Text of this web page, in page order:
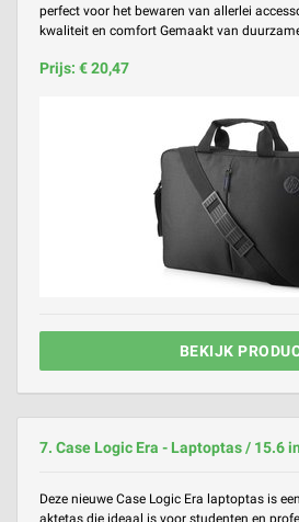
perfect voor het bewaren van allerlei
kwaliteit en comfort Gemaakt van
Prijs: € 20,47
BEKIJK
7. Case Logic Era - Laptoptas / 15.6
Deze nieuwe Case Logic Era laptoptas is
aktetas die ideaal is voor studenten en